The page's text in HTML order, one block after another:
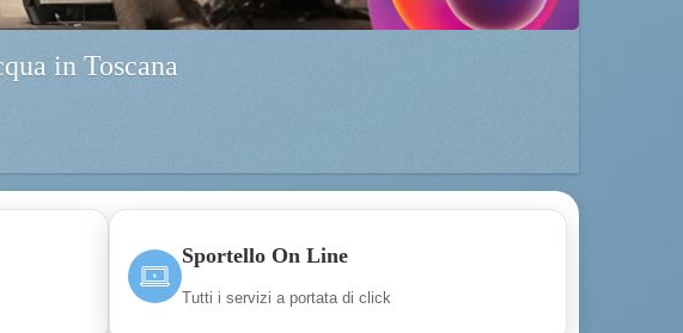
Sportello On Line
Tutti i servizi a portata di click